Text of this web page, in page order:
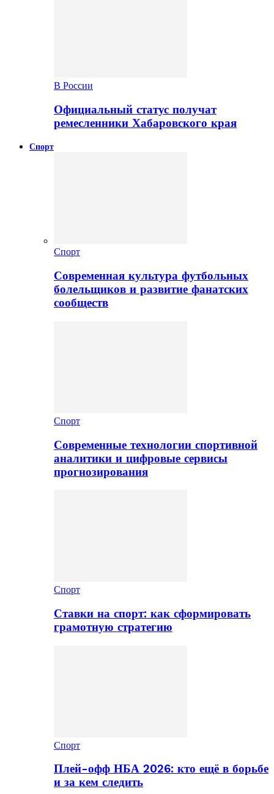
В России
Официальный статус получат
ремесленники Хабаровского края
Спорт
Спорт
Современная культура футбольных
болельщиков и развитие фанатских
сообществ
Спорт
Современные технологии спортивной
аналитики и цифровые сервисы
прогнозирования
Спорт
Ставки на спорт: как сформировать
грамотную стратегию
Спорт
Плей-офф НБА 2026: кто ещё в борьбе
и за кем следить